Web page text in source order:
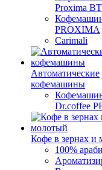
Proxima
PROXIMA
Carimali
Автоматические
кофемашины
Dr.coffee
Кофе в зернах и
100%